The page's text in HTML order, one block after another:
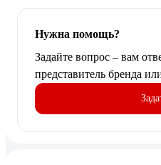
Нужна помощь?
Задайте вопрос – вам
представитель бренда